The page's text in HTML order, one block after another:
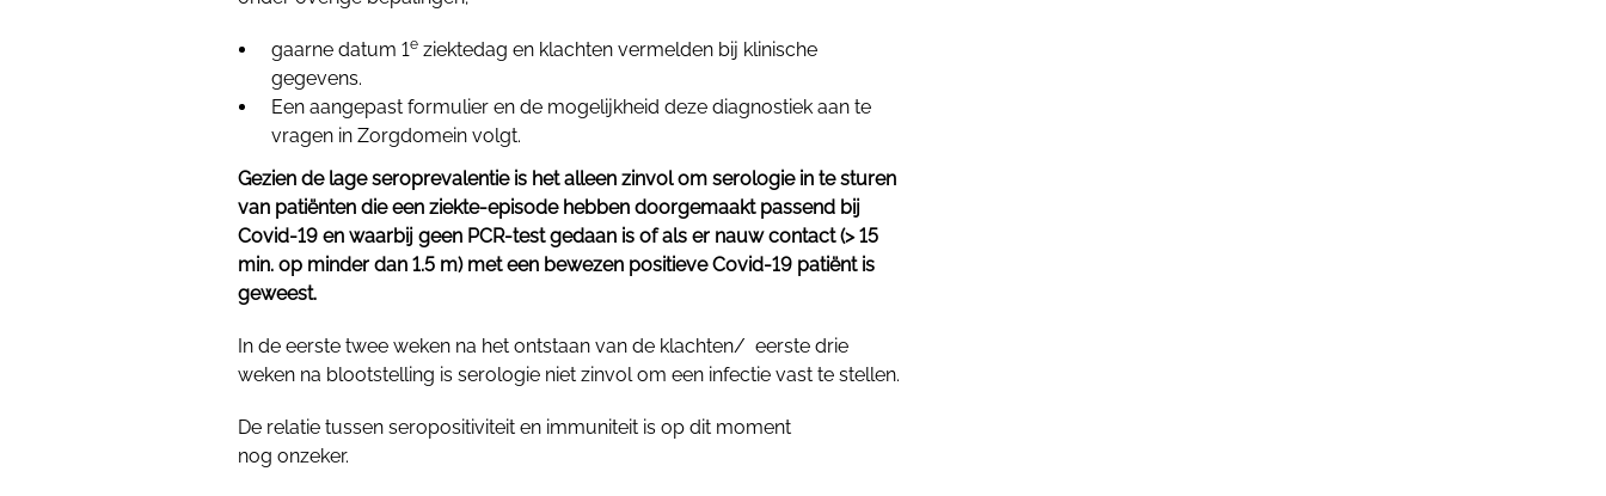
gaarne datum 1e ziektedag en klachten vermelden bij klinische
gegevens.
Een aangepast formulier en de mogelijkheid deze diagnostiek aan te
vragen in Zorgdomein volgt.
Gezien de lage seroprevalentie is het alleen zinvol om serologie in te sturen
van patiënten die een ziekte-episode hebben doorgemaakt passend bij
Covid-19 en waarbij geen PCR-test gedaan is of als er nauw contact (> 15
min. op minder dan 1.5 m) met een bewezen positieve Covid-19 patiënt is
geweest.
In de eerste twee weken na het ontstaan van de klachten/ eerste drie
weken na blootstelling is serologie niet zinvol om een infectie vast te stellen.
De relatie tussen seropositiviteit en immuniteit is op dit moment
nog onzeker.